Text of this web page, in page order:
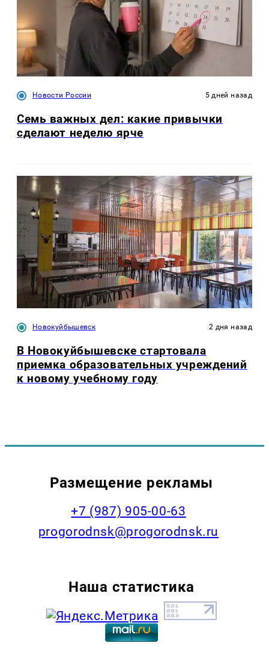
Новости России 5 дней назад
Семь важных дел: какие привычки
сделают неделю ярче
Новокуйбышевск 2 дня назад
В Новокуйбышевске стартовала
приемка образовательных учреждений
к новому учебному году
Размещение рекламы
+7 (987) 905-00-63
progorodnsk@progorodnsk.ru
Наша статистика